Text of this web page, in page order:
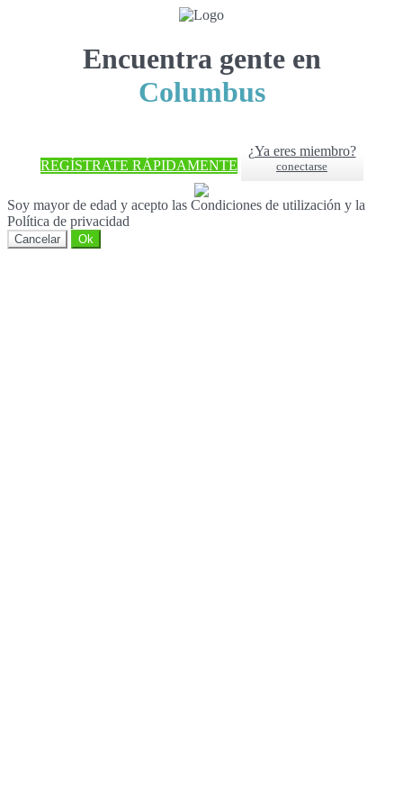
Encuentra gente en
Columbus
REGÍSTRATE RÁPIDAMENTE
¿Ya eres miembro?
conectarse
Soy mayor de edad y acepto las Condiciones de utilización y la
Política de privacidad
Cancelar Ok